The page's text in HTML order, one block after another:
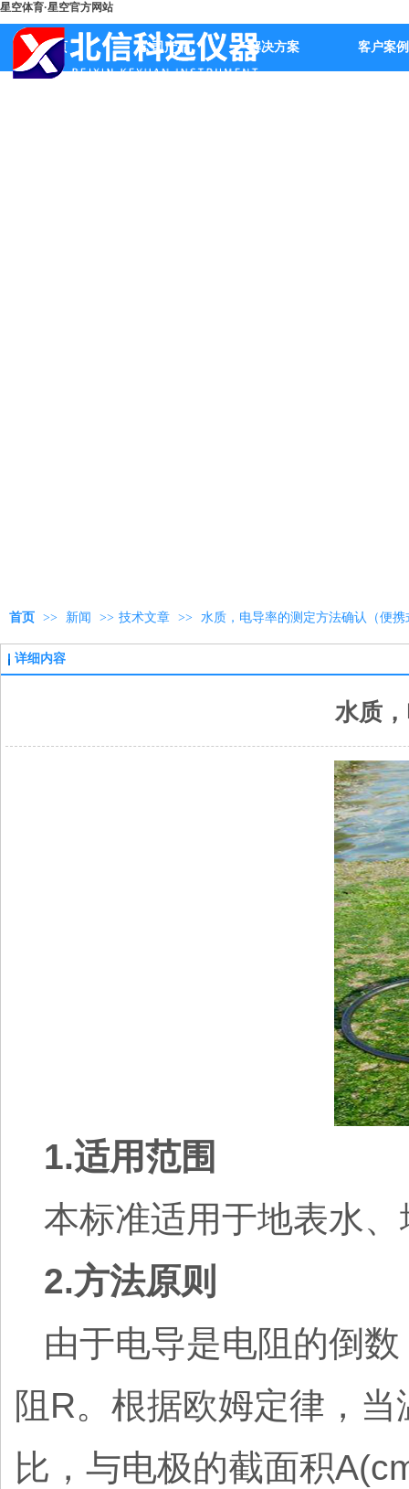
星空体育·星空官方网站
首页 公司产品 解决方案 客户案例
首页 >> 新闻 >> 技术文章 >> 水质，电导率的测定方法确认（便
详细内容
水质
1.适用范围
本标准适用于地表水
2.方法原则
由于电导是电阻的倒
阻R。根据欧姆定律，
比，与电极的截面积